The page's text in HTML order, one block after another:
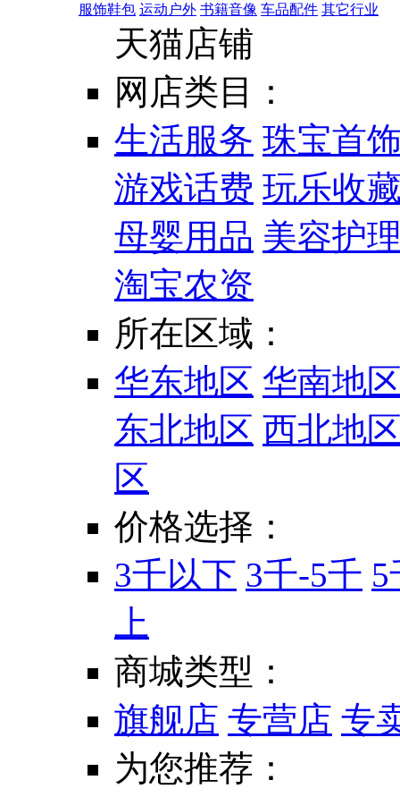
服饰鞋包 运动户外 书籍音像 车品配件 其它行业
天猫店铺
网店类目：
生活服务 珠宝首
游戏话费 玩乐收
母婴用品 美容护
淘宝农资
所在区域：
华东地区 华南地
东北地区 西北地
区
价格选择：
3千以下 3千-5千 5
上
商城类型：
旗舰店 专营店 专
为您推荐：